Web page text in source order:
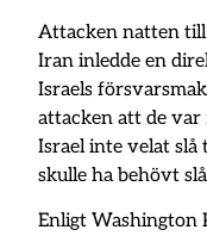
Attacken natten
Iran inledde en
Israels
attacken att de var
Israel inte velat
skulle ha behövt
Enligt Washington